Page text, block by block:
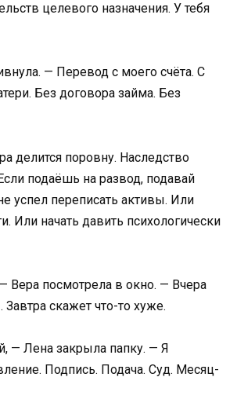
целевого назначения. У тебя
— Перевод с моего счёта. С
Без договора займа. Без
делится поровну. Наследство
подаёшь на развод, подавай
успел переписать активы. Или
Или начать давить психологически
Вера посмотрела в окно. — Вчера
Завтра скажет что-то хуже.
— Лена закрыла папку. — Я
Подпись. Подача. Суд. Месяц-